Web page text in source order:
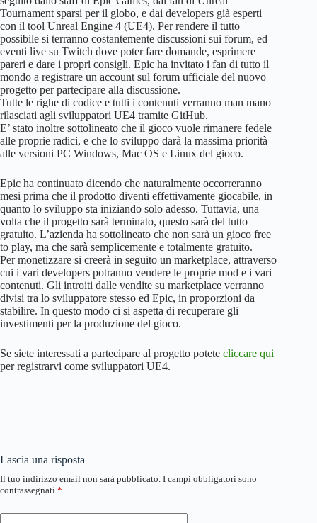
Tournament sparsi per il globo, e dai developers già esperti
con il tool Unreal Engine 4 (UE4). Per rendere il tutto
possibile si terranno costantemente discussioni sui forum, ed
eventi live su Twitch dove poter fare domande, esprimere
pareri e dare i propri consigli. Epic ha invitato i fan di tutto il
mondo a registrare un account sul forum ufficiale del nuovo
progetto per partecipare alla discussione.
Tutte le righe di codice e tutti i contenuti verranno man mano
rilasciati agli sviluppatori UE4 tramite GitHub.
E’ stato inoltre sottolineato che il gioco vuole rimanere fedele
alle proprie radici, e che lo sviluppo darà la massima priorità
alle versioni PC Windows, Mac OS e Linux del gioco.
Epic ha continuato dicendo che naturalmente occorreranno
mesi prima che il prodotto diventi effettivamente giocabile, in
quanto lo sviluppo sta iniziando solo adesso. Tuttavia, una
volta che il progetto sarà terminato, questo sarà del tutto
gratuito. L’azienda ha sottolineato che non sarà un gioco free
to play, ma che sarà semplicemente e totalmente gratuito.
Per monetizzare si creerà in seguito un marketplace, attraverso
cui i vari developers potranno vendere le proprie mod e i vari
contenuti. Gli introiti dalle vendite su marketplace verranno
divisi tra lo sviluppatore stesso ed Epic, in proporzioni da
stabilire. In questo modo ci si aspetta di recuperare gli
investimenti per la produzione del gioco.
Se siete interessati a partecipare al progetto potete cliccare qui
per registrarvi come sviluppatori UE4.
Lascia una risposta
Il tuo indirizzo email non sarà pubblicato. I campi obbligatori sono
contrassegnati *